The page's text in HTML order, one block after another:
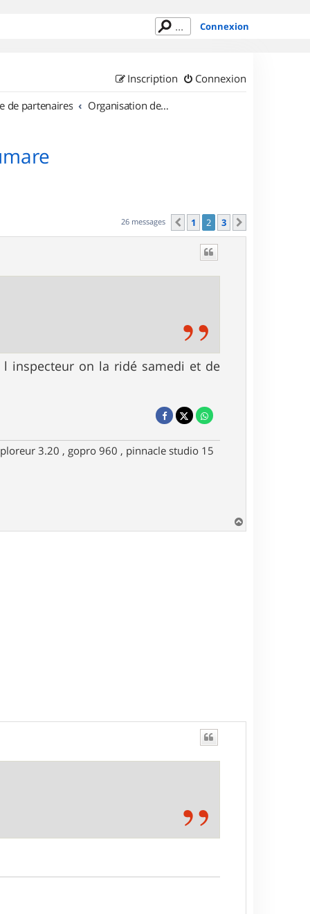
Connexion
Connexion
Inscription
de partenaires Organisation de sorties en région Haute Normandie
26 messages Précédent
1 2 3
inspecteur on la ridé samedi et de
3.20 , gopro 960 , pinnacle studio 15
a